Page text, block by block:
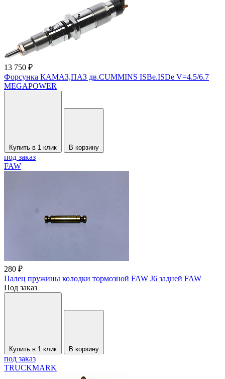
13 750 ₽
Форсунка КАМАЗ,ПАЗ дв.CUMMINS ISBe.ISDe V=4.5/6.7
MEGAPOWER
Купить в 1 клик В корзину
под заказ
FAW
280 ₽
Палец пружины колодки тормозной FAW J6 задней FAW
Под заказ
Купить в 1 клик В корзину
под заказ
TRUCKMARK